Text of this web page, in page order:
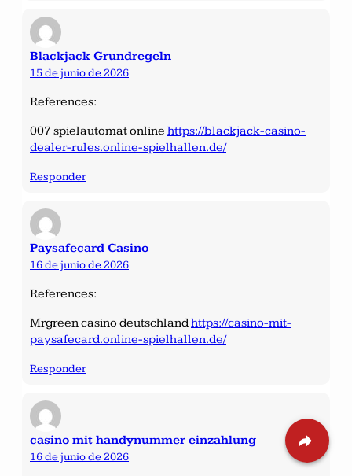
Blackjack Grundregeln
15 de junio de 2026
References:
007 spielautomat online https://blackjack-casino-
dealer-rules.online-spielhallen.de/
Responder
Paysafecard Casino
16 de junio de 2026
References:
Mrgreen casino deutschlandhttps://casino-mit-
paysafecard.online-spielhallen.de/
Responder
casino mit handynummer einzahlung
16 de junio de 2026